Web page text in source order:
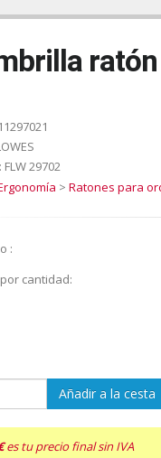
FLW 29702
> Ratones para
:
cantidad:
Añadir a la cesta
es tu precio final sin IVA